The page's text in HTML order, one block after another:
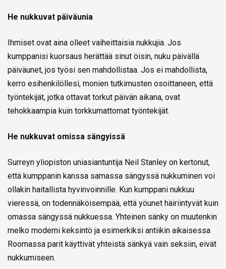
He nukkuvat päiväunia
Ihmiset ovat aina olleet vaiheittaisia nukkujia. Jos
kumppanisi kuorsaus herättää sinut öisin, nuku päivällä
päiväunet, jos työsi sen mahdollistaa. Jos ei mahdollista,
kerro esihenkilöllesi, monien tutkimusten osoittaneen, että
työntekijät, jotka ottavat torkut päivän aikana, ovat
tehokkaampia kuin torkkumattomat työntekijät.
He nukkuvat omissa sängyissä
Surreyn yliopiston uniasiantuntija Neil Stanley on kertonut,
että kumppanin kanssa samassa sängyssä nukkuminen voi
ollakin haitallista hyvinvoinnille. Kun kumppani nukkuu
vieressä, on todennäköisempää, että yöunet häiriintyvät kuin
omassa sängyssä nukkuessa. Yhteinen sänky on muutenkin
melko moderni keksintö ja esimerkiksi antiikin aikaisessa
Roomassa parit käyttivät yhteistä sänkyä vain seksiin, eivät
nukkumiseen.